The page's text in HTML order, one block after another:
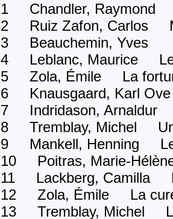
1 Chandler, Raymond
2 Ruiz Zafon, Carlos
3 Beauchemin, Yves
4 Leblanc, Maurice Le
5 Zola, Émile La
6 Knausgaard, Karl
7 Indridason, Arnaldur
8 Tremblay, Michel Un
9 Mankell, Henning
10 Poitras, Marie-
11 Lackberg, Camilla
12 Zola, Émile La
13 Tremblay, Michel La